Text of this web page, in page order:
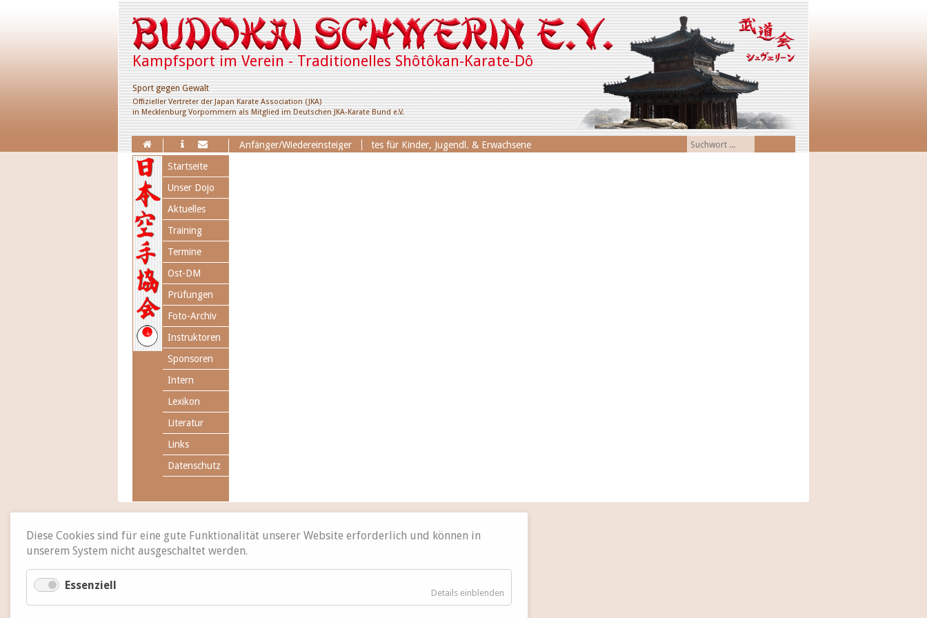
Kampfsport im Verein - Traditionelles Shôtôkan-Karate-Dô
Sport gegen Gewalt
Offizieller Vertreter der Japan Karate Association (JKA)
in Mecklenburg Vorpommern als Mitglied im Deutschen JKA-Karate Bund e.V.
Anfänger/Wiedereinsteiger
Erweiterung des Trainingsangebotes für Kinder, Jugendl. & Erwachsene
Navigation
überspringen
Startseite
Unser Dojo
Aktuelles
Training
Termine
Ost-DM
Prüfungen
Foto-Archiv
Instruktoren
Sponsoren
Intern
Lexikon
Literatur
Links
Datenschutz
Diese Cookies sind für eine gute Funktionalität unserer Website erforderlich und können in
unserem System nicht ausgeschaltet werden.
Essenziell
Details einblenden
Essenziell